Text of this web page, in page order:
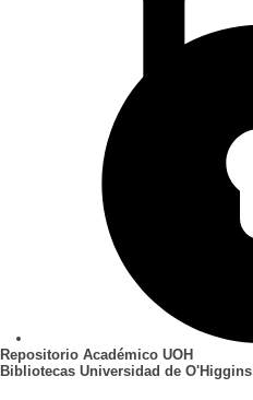
Repositorio Académico UOH
Bibliotecas Universidad de O'Higgins